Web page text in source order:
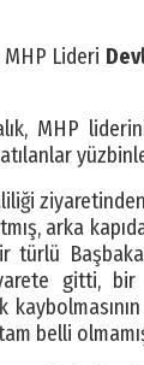
Lideri
MHP
arka
türlü
gitti,
belli